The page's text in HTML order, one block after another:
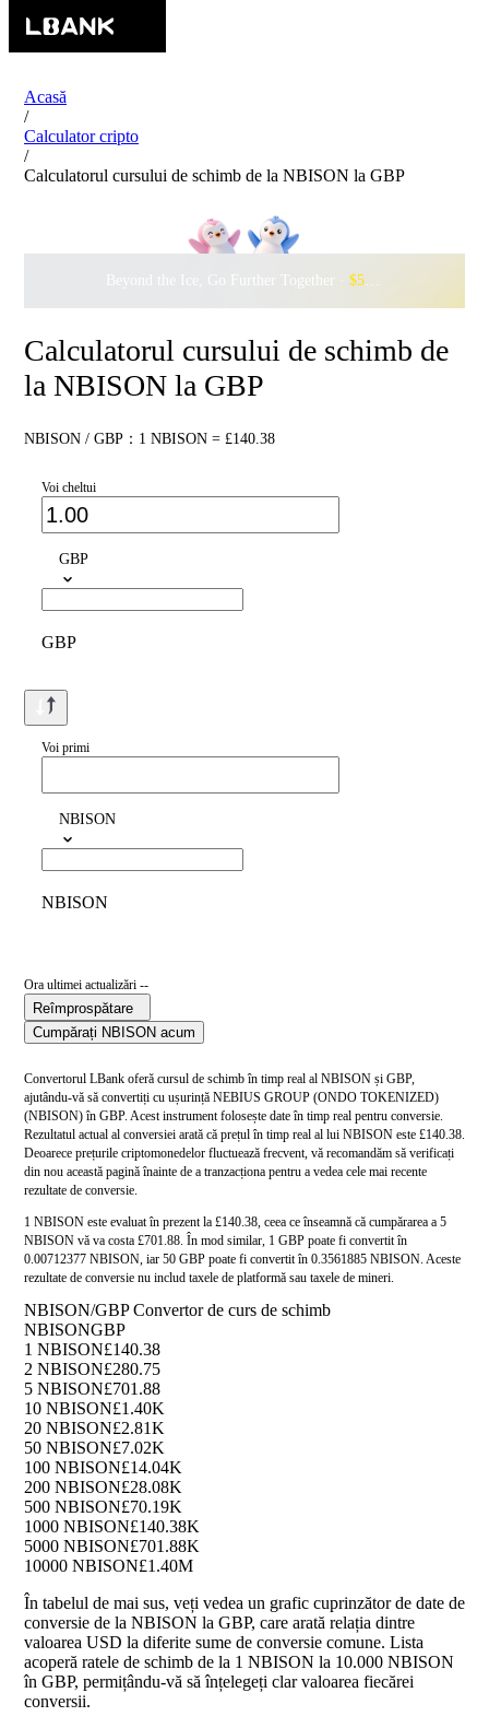
Acasă
/
Calculator cripto
/
Calculatorul cursului de schimb de la NBISON la GBP
Beyond the Ice, Go Further Together · $500,000
Calculatorul cursului de schimb de
la NBISON la GBP
NBISON / GBP：1 NBISON = £140.38
Voi cheltui
GBP
GBP
Voi primi
NBISON
NBISON
Ora ultimei actualizări --
Reîmprospătare
Cumpărați NBISON acum
Convertorul LBank oferă cursul de schimb în timp real al NBISON și GBP,
ajutându-vă să convertiți cu ușurință NEBIUS GROUP (ONDO TOKENIZED)
(NBISON) în GBP. Acest instrument folosește date în timp real pentru conversie.
Rezultatul actual al conversiei arată că prețul în timp real al lui NBISON este £140.38.
Deoarece prețurile criptomonedelor fluctuează frecvent, vă recomandăm să verificați
din nou această pagină înainte de a tranzacționa pentru a vedea cele mai recente
rezultate de conversie.
1 NBISON este evaluat în prezent la £140.38, ceea ce înseamnă că cumpărarea a 5
NBISON vă va costa £701.88. În mod similar, 1 GBP poate fi convertit în
0.00712377 NBISON, iar 50 GBP poate fi convertit în 0.3561885 NBISON. Aceste
rezultate de conversie nu includ taxele de platformă sau taxele de mineri.
NBISON/GBP Convertor de curs de schimb
NBISONGBP
1 NBISON£140.38
2 NBISON£280.75
5 NBISON£701.88
10 NBISON£1.40K
20 NBISON£2.81K
50 NBISON£7.02K
100 NBISON£14.04K
200 NBISON£28.08K
500 NBISON£70.19K
1000 NBISON£140.38K
5000 NBISON£701.88K
10000 NBISON£1.40M
În tabelul de mai sus, veți vedea un grafic cuprinzător de date de
conversie de la NBISON la GBP, care arată relația dintre
valoarea USD la diferite sume de conversie comune. Lista
acoperă ratele de schimb de la 1 NBISON la 10.000 NBISON
în GBP, permițându-vă să înțelegeți clar valoarea fiecărei
conversii.